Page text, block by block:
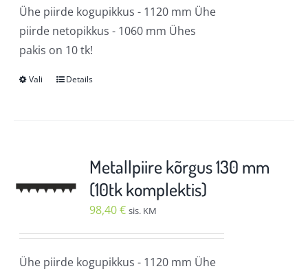
134,00 €
Ühe piirde kogupikkus - 1120 mm Ühe
piirde netopikkus - 1060 mm Ühes
pakis on 10 tk!
Vali
Sellel
varianti.
Valikuid
saab
tootelehel.
Details
Metallpiire kõrgus 130 mm
(10tk komplektis)
98,40€ sis. KM
Ühe piirde kogupikkus - 1120 mm Ühe